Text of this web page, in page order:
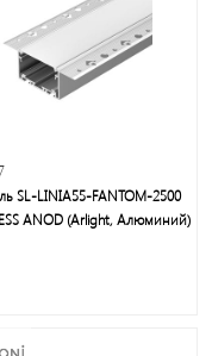
SL-LINIA55-FANTOM-2500
ANOD (Arlight, Алюминий)